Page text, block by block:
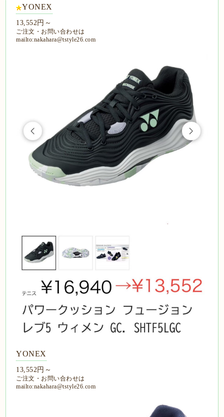
YONEX
13,552円～
ご注文・お問い合わせは
mailto:nakahara@tstyle26.com
YONEX
13,552円～
ご注文・お問い合わせは
mailto:nakahara@tstyle26.com